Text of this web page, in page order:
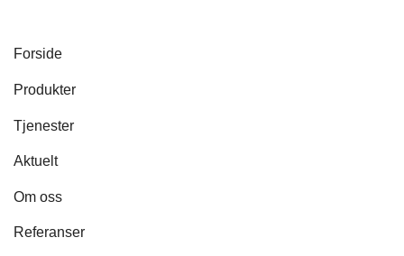
Forside
Produkter
Tjenester
Aktuelt
Om oss
Referanser